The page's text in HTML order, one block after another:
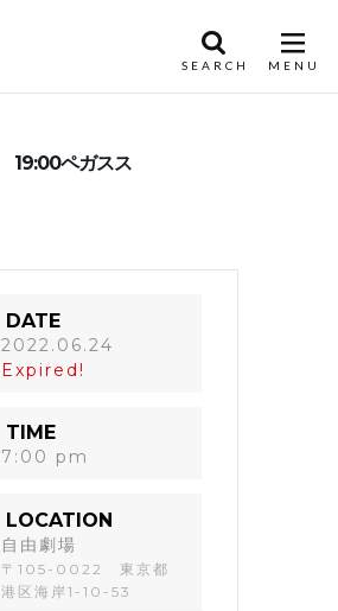
19:00ペガスス
DATE
2022.06.24
Expired!
TIME
7:00 pm
LOCATION
自由劇場
〒105-0022 東京都
港区海岸1-10-53